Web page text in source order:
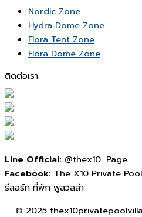
Nordic Zone
Hydra Dome Zone
Flora Tent Zone
Flora Dome Zone
ติดต่อเรา
Line Official: @thex10 Page
Facebook: The X10 Private
รีสอร์ท ที่พัก พูลวิลล่า
© 2025